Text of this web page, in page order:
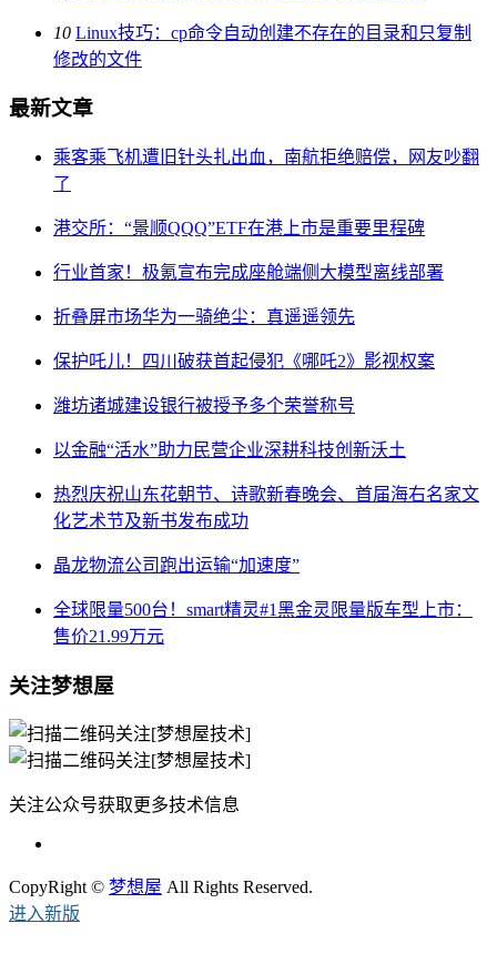
10 Linux技巧：cp命令自动创建不存在的目录和只复制
修改的文件
最新文章
乘客乘飞机遭旧针头扎出血，南航拒绝赔偿，网友吵翻
了
港交所：“景顺QQQ”ETF在港上市是重要里程碑
行业首家！极氪宣布完成座舱端侧大模型离线部署
折叠屏市场华为一骑绝尘：真遥遥领先
保护吒儿！四川破获首起侵犯《哪吒2》影视权案
潍坊诸城建设银行被授予多个荣誉称号
以金融“活水”助力民营企业深耕科技创新沃土
热烈庆祝山东花朝节、诗歌新春晚会、首届海右名家文
化艺术节及新书发布成功
晶龙物流公司跑出运输“加速度”
全球限量500台！smart精灵#1黑金灵限量版车型上市：
售价21.99万元
关注梦想屋
关注公众号获取更多技术信息
CopyRight © 梦想屋 All Rights Reserved.
进入新版